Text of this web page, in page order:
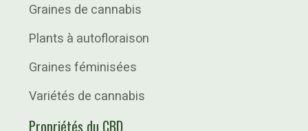
Graines de cannabis
Plants à autofloraison
Graines féminisées
Variétés de cannabis
Propriétés du CBD